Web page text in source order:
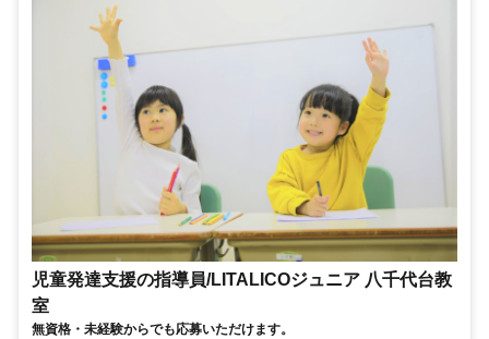
児童発達支援の指導員/LITALICOジュニア 八千代台教
室
無資格・未経験からでも応募いただけます。